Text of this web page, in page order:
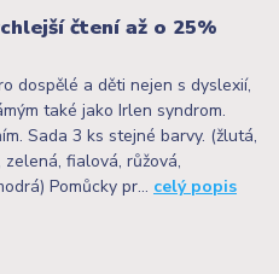
čtení až o 25%
dospělé a děti nejen s dyslexií,
také jako Irlen syndrom.
Sada 3 ks stejné barvy. (žlutá,
fialová, růžová,
Pomůcky pr... celý popis